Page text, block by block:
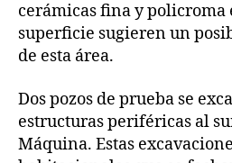
cerámicas fina y policroma
superficie sugieren un
de esta área.
Dos pozos de prueba se
estructuras periféricas al
Máquina. Estas